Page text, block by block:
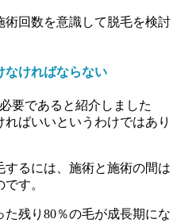
回数を意識して脱毛を検討
なければならない
要であると紹介しました
ばいいというわけではあり
るには、 施術と施術の間は
す。
残り80％の毛が成長期にな